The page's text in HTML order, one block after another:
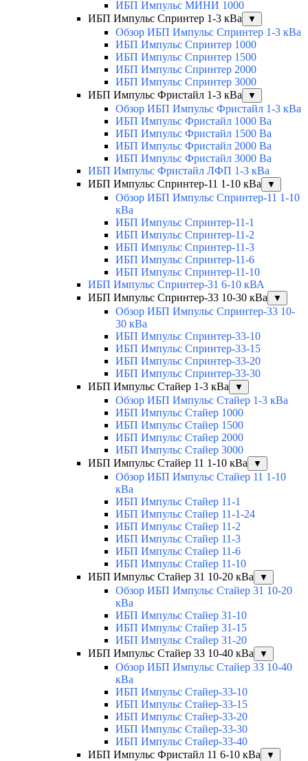
ИБП Импульс МИНИ 1000
ИБП Импульс Спринтер 1-3 кВа
▼
Обзор ИБП Импульс Спринтер 1-3 кВа
ИБП Импульс Спринтер 1000
ИБП Импульс Спринтер 1500
ИБП Импульс Спринтер 2000
ИБП Импульс Спринтер 3000
ИБП Импульс Фристайл 1-3 кВа
▼
Обзор ИБП Импульс Фристайл 1-3 кВа
ИБП Импульс Фристайл 1000 Ва
ИБП Импульс Фристайл 1500 Ва
ИБП Импульс Фристайл 2000 Ва
ИБП Импульс Фристайл 3000 Ва
ИБП Импульс Фристайл ЛФП 1-3 кВа
ИБП Импульс Спринтер-11 1-10 кВа
▼
Обзор ИБП Импульс Спринтер-11 1-10
кВа
ИБП Импульс Спринтер-11-1
ИБП Импульс Спринтер-11-2
ИБП Импульс Спринтер-11-3
ИБП Импульс Спринтер-11-6
ИБП Импульс Спринтер-11-10
ИБП Импульс Спринтер-31 6-10 кВА
ИБП Импульс Спринтер-33 10-30 кВа
▼
Обзор ИБП Импульс Спринтер-33 10-
30 кВа
ИБП Импульс Спринтер-33-10
ИБП Импульс Спринтер-33-15
ИБП Импульс Спринтер-33-20
ИБП Импульс Спринтер-33-30
ИБП Импульс Стайер 1-3 кВа
▼
Обзор ИБП Импульс Стайер 1-3 кВа
ИБП Импульс Стайер 1000
ИБП Импульс Стайер 1500
ИБП Импульс Стайер 2000
ИБП Импульс Стайер 3000
ИБП Импульс Стайер 11 1-10 кВа
▼
Обзор ИБП Импульс Стайер 11 1-10
кВа
ИБП Импульс Стайер 11-1
ИБП Импульс Стайер 11-1-24
ИБП Импульс Стайер 11-2
ИБП Импульс Стайер 11-3
ИБП Импульс Стайер 11-6
ИБП Импульс Стайер 11-10
ИБП Импульс Стайер 31 10-20 кВа
▼
Обзор ИБП Импульс Стайер 31 10-20
кВа
ИБП Импульс Стайер 31-10
ИБП Импульс Стайер 31-15
ИБП Импульс Стайер 31-20
ИБП Импульс Стайер 33 10-40 кВа
▼
Обзор ИБП Импульс Стайер 33 10-40
кВа
ИБП Импульс Стайер-33-10
ИБП Импульс Стайер-33-15
ИБП Импульс Стайер-33-20
ИБП Импульс Стайер-33-30
ИБП Импульс Стайер-33-40
ИБП Импульс Фристайл 11 6-10 кВа
▼